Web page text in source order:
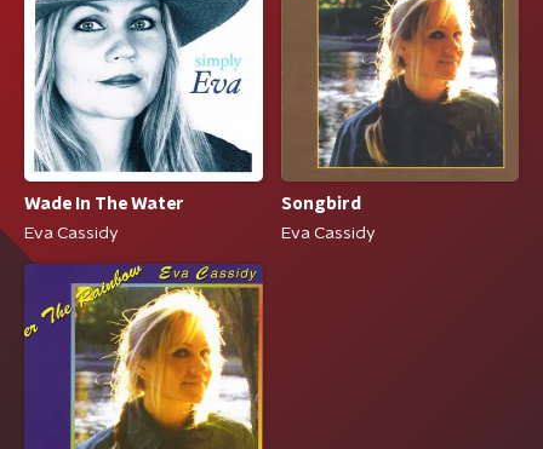
Wade In The Water
Eva Cassidy
Songbird
Eva Cassidy